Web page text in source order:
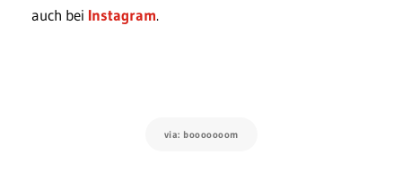
auch bei Instagram.
via: booooooom